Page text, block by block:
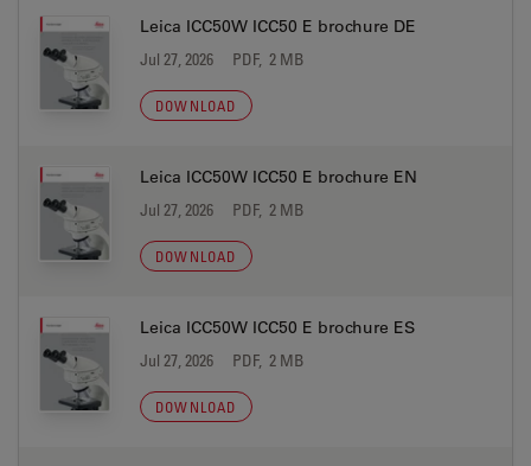
Leica ICC50W ICC50 E brochure DE
Jul 27, 2026 PDF, 2 MB
DOWNLOAD
Leica ICC50W ICC50 E brochure EN
Jul 27, 2026 PDF, 2 MB
DOWNLOAD
Leica ICC50W ICC50 E brochure ES
Jul 27, 2026 PDF, 2 MB
DOWNLOAD